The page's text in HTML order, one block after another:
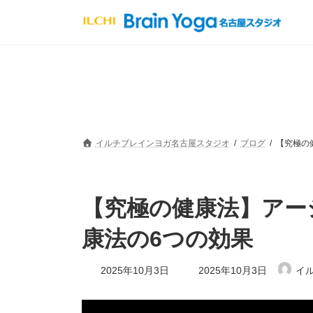
イルチブレインヨガ名古屋スタジオ ブログ 【究極
【究極の健康法】ア
康法の6つの効果
2025年10月3日
最
終
新
2025年10月3日 イ